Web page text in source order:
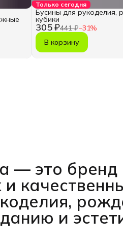
Только сегодня
305 ₽441 ₽−31%
Бусины для рукоделия,
кубики
В корзину
— это бренд
и